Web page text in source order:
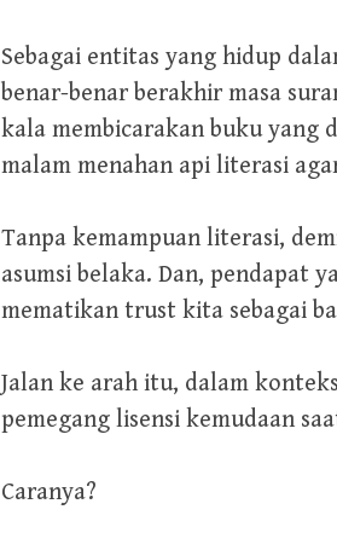
Sebagai entitas yang hidup
benar-benar berakhir masa
kala membicarakan buku yang
malam menahan api literasi
Tanpa kemampuan literasi,
asumsi belaka. Dan, pendapat
mematikan trust kita sebagai
Jalan ke arah itu, dalam
pemegang lisensi kemudaan
Caranya?